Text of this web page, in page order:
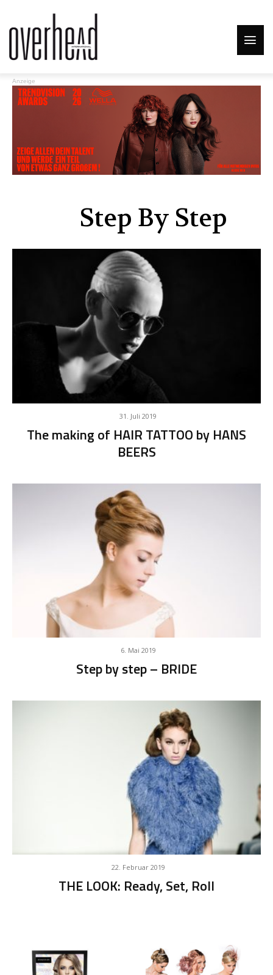
Anzeige
Step By Step
31. Juli 2019
The making of HAIR TATTOO by HANS
BEERS
6. Mai 2019
Step by step – BRIDE
22. Februar 2019
THE LOOK: Ready, Set, Roll